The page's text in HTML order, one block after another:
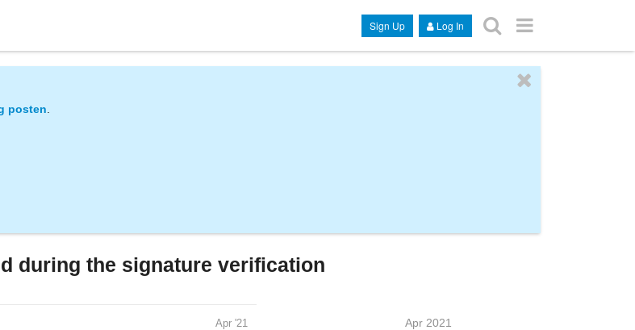
Sign Up Log In
posten.
during the signature verification
Apr 2021
Apr '21